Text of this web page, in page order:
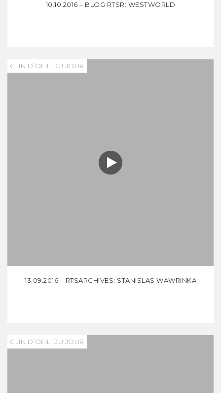
10.10.2016 – BLOG RTSR: WESTWORLD
CLIN D’OEIL DU JOUR
13.09.2016 – RTSARCHIVES: STANISLAS WAWRINKA
CLIN D’OEIL DU JOUR